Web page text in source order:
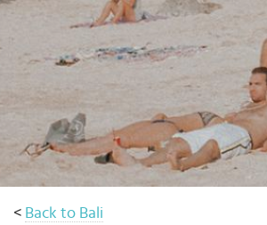
< Back to Bali
ข้อ
ตอน
นี้
วางแผน
เกี่ยว